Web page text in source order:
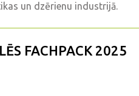
un dzērienu industrijā.
FACHPACK 2025